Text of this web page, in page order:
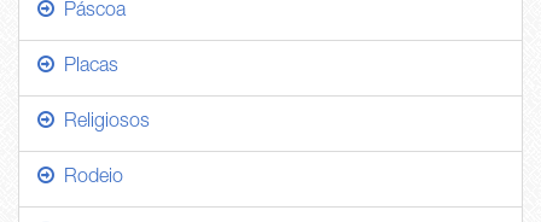
Páscoa
Placas
Religiosos
Rodeio